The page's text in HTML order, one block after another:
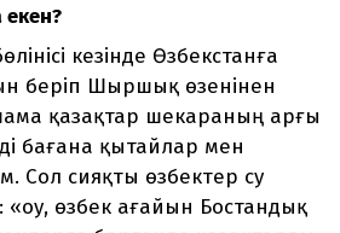
кезінде Өзбекстанға
беріп Шыршық өзенінен
қазақтар шекараның арғы
бағана қытайлар мен
Сол сияқты өзбектер су
өзбек ағайын Бостандық